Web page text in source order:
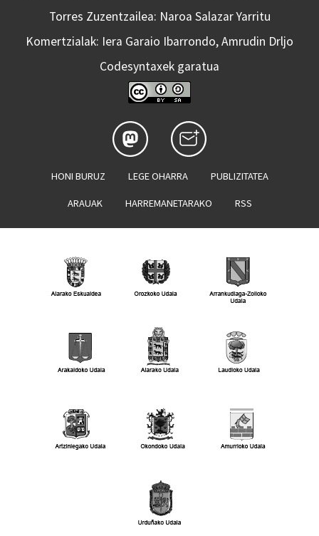
Torres Zuzentzailea: Naroa Salazar Yarritu
Komertzialak: Iera Garaio Ibarrondo, Amrudin Drljo
Codesyntaxek garatua
HONI BURUZ LEGE OHARRA PUBLIZITATEA
ARAUAK HARREMANETARAKO RSS